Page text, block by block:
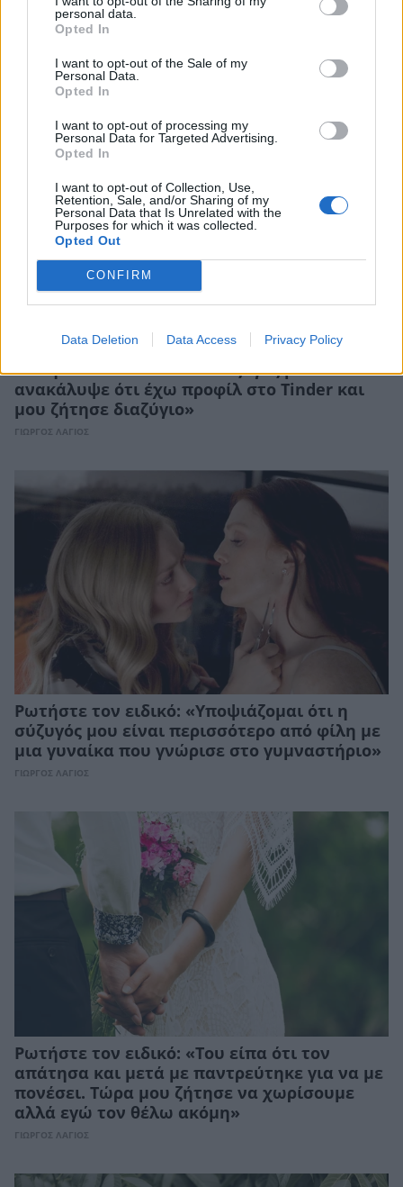
personal data.
Opted In
I want to opt-out of the Sale of my
Personal Data.
Opted In
I want to opt-out of processing my
Personal Data for Targeted Advertising.
Opted In
I want to opt-out of Collection, Use,
Retention, Sale, and/or Sharing of my
Personal Data that Is Unrelated with the
Purposes for which it was collected.
Opted Out
CONFIRM
Data Deletion Data Access Privacy Policy
Ρωτήστε τον ειδικό: «Ήμουν πολύ νεότερή
λεφτά του. Δεν είμαι ευτυχισμένη»
ΓΙΩΡΓΟΣ ΛΑΓΙΟΣ
Ρωτήστε τον ειδικό: «Ο σύζυγος μου
ανακάλυψε ότι έχω προφίλ στο Tinder και
μου ζήτησε διαζύγιο»
ΓΙΩΡΓΟΣ ΛΑΓΙΟΣ
Ρωτήστε τον ειδικό: «Υποψιάζομαι ότι η
σύζυγός μου είναι περισσότερο από φίλη με
μια γυναίκα που γνώρισε στο γυμναστήριο»
ΓΙΩΡΓΟΣ ΛΑΓΙΟΣ
Ρωτήστε τον ειδικό: «Του είπα ότι τον
απάτησα και μετά με παντρεύτηκε για να με
πονέσει. Τώρα μου ζήτησε να χωρίσουμε
αλλά εγώ τον θέλω ακόμη»
ΓΙΩΡΓΟΣ ΛΑΓΙΟΣ